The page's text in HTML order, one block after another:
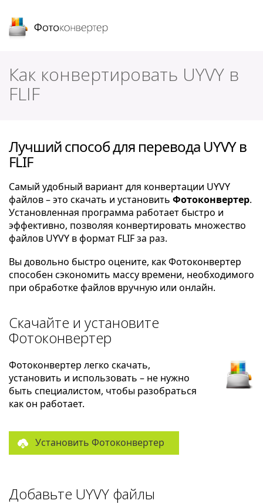
Как конвертировать UYVY в
FLIF
Лучший способ для перевода UYVY в
FLIF
Самый удобный вариант для конвертации UYVY
файлов – это скачать и установить Фотоконвертер.
Установленная программа работает быстро и
эффективно, позволяя конвертировать множество
файлов UYVY в формат FLIF за раз.
Вы довольно быстро оцените, как Фотоконвертер
способен сэкономить массу времени, необходимого
при обработке файлов вручную или онлайн.
Скачайте и установите
Фотоконвертер
Фотоконвертер легко скачать,
установить и использовать – не нужно
быть специалистом, чтобы разобраться
как он работает.
Установить Фотоконвертер
Добавьте UYVY файлы